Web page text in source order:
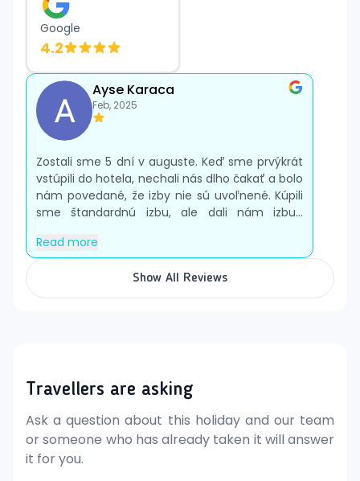
užiť bezstarostný deň na pláži, ktorá ponúka bezplatné
ležadlá, slnečníky a plážový servis. Pre tých, ktorí majú
záujem, sú tu tiež k dispozícii vodné športy za
Google
4.2
Ayse Karaca
Feb, 2025
Zostali sme 5 dní v auguste. Keď sme prvýkrát
vstúpili do hotela, nechali nás dlho čakať a bolo
nám povedané, že izby nie sú uvoľnené. Kúpili
sme štandardnú izbu, ale dali nám izbu...
Read more
Show All Reviews
Travellers are asking
Ask a question about this holiday and our team
or someone who has already taken it will answer
it for you.